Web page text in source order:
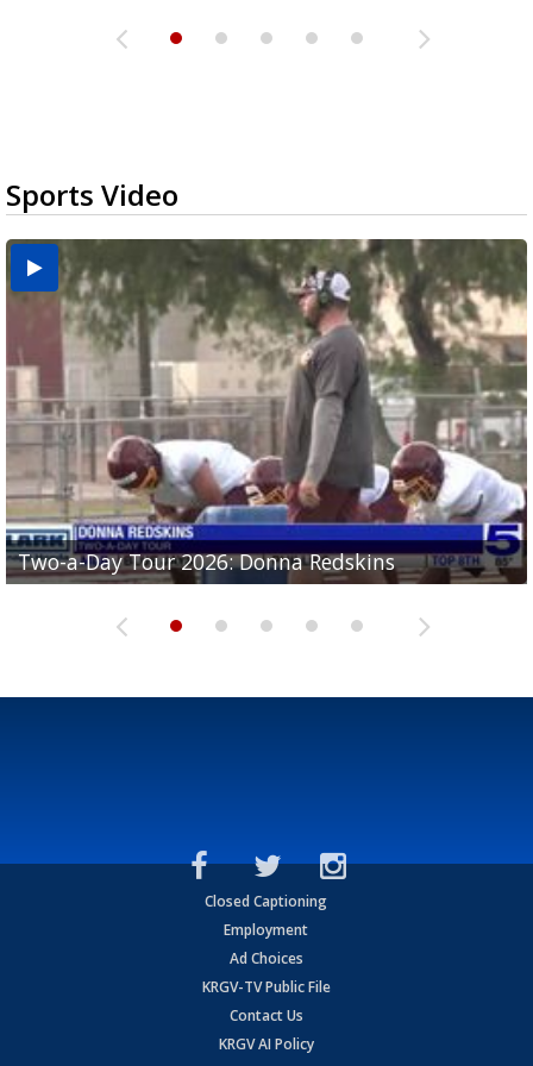
Sports Video
Two-a-Day Tour 2026: Donna Redskins
Two-a-Day Tour 2026: Brownsville Pace Vikings
Two-a-Day Tour 2026: La Joya Coyotes
Two-a-Day Tour 2026: Rio Hondo Bobcats
Two-a-Day Tour 2026: Brownsville St. Joseph
Bloodhounds
Closed Captioning
Employment
Ad Choices
KRGV-TV Public File
Contact Us
KRGV AI Policy